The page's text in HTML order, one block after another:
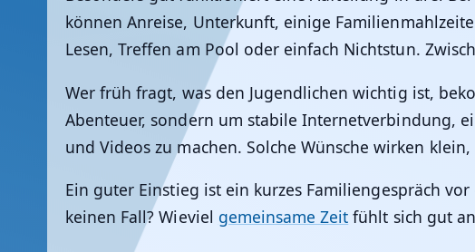
können Anreise, Unterkunft, einige
Lesen, Treffen am Pool oder einfach Nichtstun.
Wer früh fragt, was den Jugendlichen wichtig ist,
Abenteuer, sondern um stabile Internetverbindung,
und Videos zu machen. Solche Wünsche wirken
Ein guter Einstieg ist ein kurzes Familiengespräch
keinen Fall? Wieviel gemeinsame Zeit fühlt sich gut